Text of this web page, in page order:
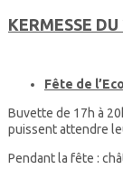
KERMESSE
Fête de
Buvette de 17h à
puissent attendre
Pendant la fête :